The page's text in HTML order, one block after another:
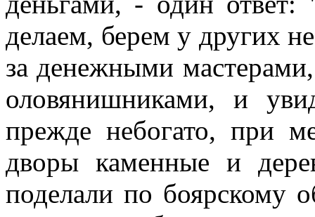
делаем, берем у других
за денежными
оловянишниками, и
прежде небогато, при
дворы каменные и
поделали по боярскому